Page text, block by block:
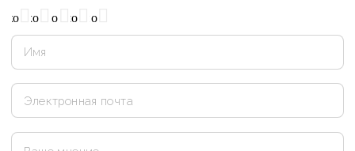
Отлично
Хорошо
Плохо